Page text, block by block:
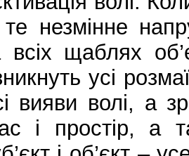
незмінне
щаблях
усі
вияви волі, а
і простір, а